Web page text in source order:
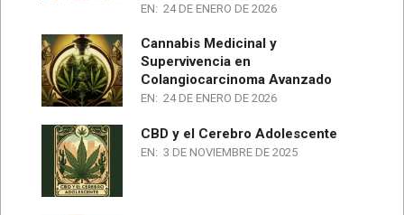
EN: 24 DE ENERO DE 2026
Cannabis Medicinal y
Supervivencia en
Colangiocarcinoma Avanzado
EN: 24 DE ENERO DE 2026
CBD y el Cerebro Adolescente
EN: 3 DE NOVIEMBRE DE 2025